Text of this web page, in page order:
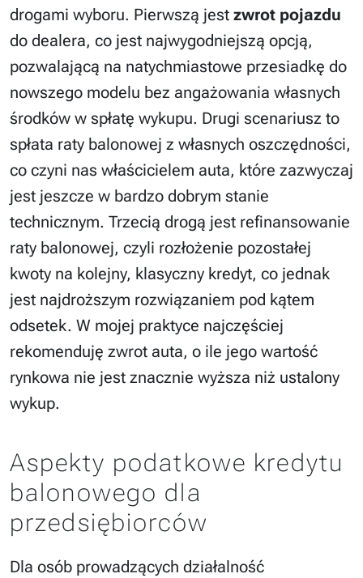
drogami wyboru. Pierwszą jest zwrot pojazdu
do dealera, co jest najwygodniejszą opcją,
pozwalającą na natychmiastowe przesiadkę do
nowszego modelu bez angażowania własnych
środków w spłatę wykupu. Drugi scenariusz to
spłata raty balonowej z własnych oszczędności,
co czyni nas właścicielem auta, które zazwyczaj
jest jeszcze w bardzo dobrym stanie
technicznym. Trzecią drogą jest refinansowanie
raty balonowej, czyli rozłożenie pozostałej
kwoty na kolejny, klasyczny kredyt, co jednak
jest najdroższym rozwiązaniem pod kątem
odsetek. W mojej praktyce najczęściej
rekomenduję zwrot auta, o ile jego wartość
rynkowa nie jest znacznie wyższa niż ustalony
wykup.
Aspekty podatkowe kredytu
balonowego dla
przedsiębiorców
Dla osób prowadzących działalność